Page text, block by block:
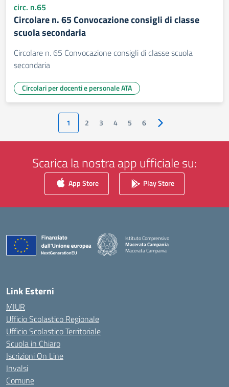
circ. n.65
Circolare n. 65 Convocazione consigli di classe
scuola secondaria
Circolare n. 65 Convocazione consigli di classe scuola
secondaria
Circolari per docenti e personale ATA
1 2 3 4 5 6 Pagina successiva
Scarica la nostra app ufficiale su:
App Store Play Store
Istituto Comprensivo
Macerata Campania
Macerata Campania
— Visita la pagina iniziale della scuola
Link Esterni
MIUR
Ufficio Scolastico Regionale
Ufficio Scolastico Territoriale
Scuola in Chiaro
Iscrizioni On Line
Invalsi
Comune